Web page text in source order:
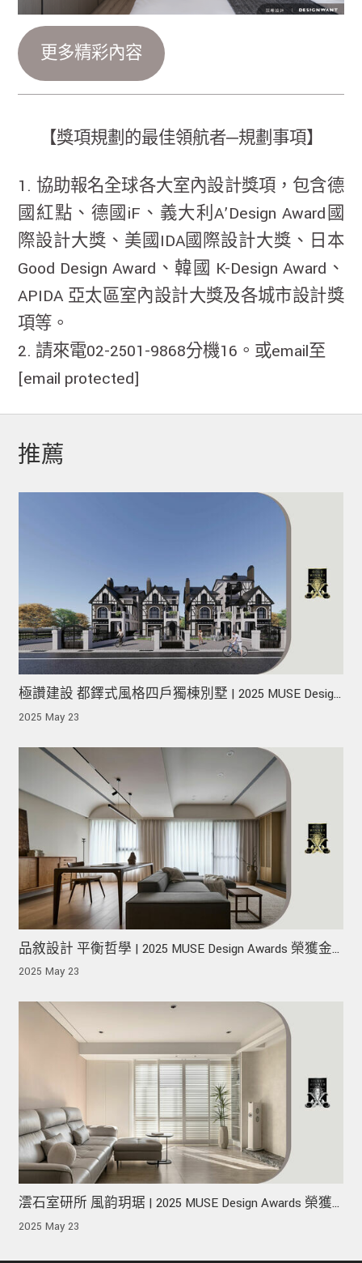
更多精彩內容
【獎項規劃的最佳領航者─規劃事項】
1. 協助報名全球各大室內設計獎項，包含德
國紅點、德國iF、義大利A’Design Award國
際設計大獎、美國IDA國際設計大獎、日本
Good Design Award、韓國 K-Design Award、
APIDA 亞太區室內設計大獎及各城市設計獎
項等。
2. 請來電02-2501-9868分機16。或email至
[email protected]
推薦
極讚建設 都鐸式風格四戶獨棟別墅 | 2025 MUSE Design
Awards 榮獲金獎！
2025 May 23
品敘設計 平衡哲學 | 2025 MUSE Design Awards 榮獲金
獎！
2025 May 23
澐石室研所 風韵玥琚 | 2025 MUSE Design Awards 榮獲
銀獎！
2025 May 23